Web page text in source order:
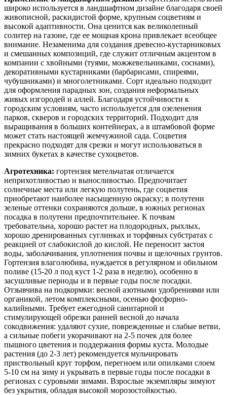
широко используется в ландшафтном дизайне благодаря своей
живописной, раскидистой форме, крупным соцветиям и
высокой адаптивности. Она ценится как великолепный
солитер на газоне, где ее мощная крона привлекает всеобщее
внимание. Незаменима для создания древесно-кустарниковых
и смешанных композиций, где служит отличным акцентом в
компании с хвойными (туями, можжевельниками, соснами),
декоративными кустарниками (барбарисами, спиреями,
чубушниками) и многолетниками. Сорт идеально подходит
для оформления парадных зон, создания неформальных
живых изгородей и аллей. Благодаря устойчивости к
городским условиям, часто используется для озеленения
парков, скверов и городских территорий. Подходит для
выращивания в больших контейнерах, а в штамбовой форме
может стать настоящей жемчужиной сада. Соцветия
прекрасно подходят для срезки и могут использоваться в
зимних букетах в качестве сухоцветов.
Агротехника: гортензия метельчатая отличается
неприхотливостью и выносливостью. Предпочитает
солнечные места или легкую полутень, где соцветия
приобретают наиболее насыщенную окраску; в полутени
зеленые оттенки сохраняются дольше, в южных регионах
посадка в полутени предпочтительнее. К почвам
требовательна, хорошо растет на плодородных, рыхлых,
хорошо дренированных суглинках и торфяных субстратах с
реакцией от слабокислой до кислой. Не переносит застоя
воды, заболачивания, уплотнения почвы и щелочных грунтов.
Гортензия влаголюбива, нуждается в регулярном и обильном
поливе (15-20 л под куст 1-2 раза в неделю), особенно в
засушливые периоды и в первые годы после посадки.
Отзывчива на подкормки: весной азотными удобрениями или
органикой, летом комплексными, осенью фосфорно-
калийными. Требует ежегодной санитарной и
стимулирующей обрезки ранней весной до начала
сокодвижения: удаляют сухие, поврежденные и слабые ветви,
а сильные побеги укорачивают на 2-5 почек для более
пышного цветения и поддержания формы куста. Молодые
растения (до 2-3 лет) рекомендуется мульчировать
приствольный круг торфом, перегноем или опилками слоем
5-10 см на зиму и укрывать в первые годы после посадки в
регионах с суровыми зимами. Взрослые экземпляры зимуют
без укрытия, обладая высокой морозостойкостью.